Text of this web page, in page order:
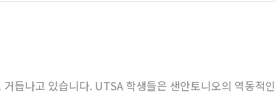
듭나고 있습니다. UTSA 학생들은 샌안토니오의 역동적인